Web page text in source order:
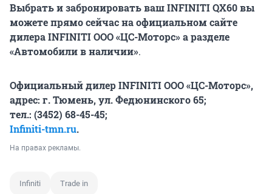
Выбрать и забронировать вашINFINITIQX60 вы
можете прямо сейчаснаофициальном сайте
дилера INFINITIООО «ЦС-Моторс» а разделе
«Автомобили в наличии».
Официальный дилерINFINITIООО «ЦС-Моторс»,
адрес: г. Тюмень, ул. Федюнинского 65;
тел.: (3452) 68-45-45;
Infiniti-tmn.ru.
На правах рекламы.
Infiniti Trade in